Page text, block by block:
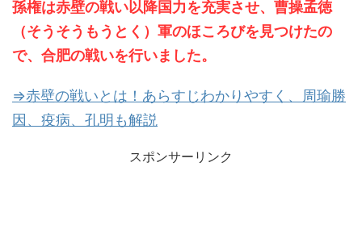
孫権は赤壁の戦い以降国力を充実させ、曹操孟徳
（そうそうもうとく）軍のほころびを見つけたの
で、合肥の戦いを行いました。
⇒赤壁の戦いとは！あらすじわかりやすく、周瑜勝
因、疫病、孔明も解説
スポンサーリンク